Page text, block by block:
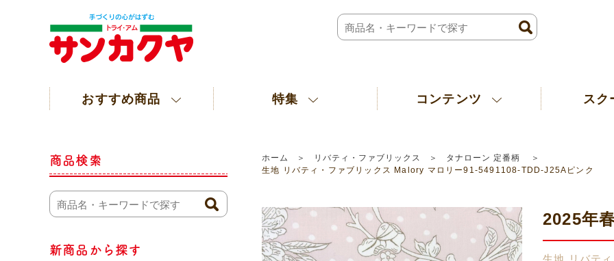
おすすめ商品 特集 コンテンツ スク
ホーム リバティ・ファブリックス
タナローン 定番柄
生地 リバティ・ファブリックス Malory マロリー91-5491108-TDD-J25Aピンク
2025年
生地 リバテ
商品検索
新商品から探す